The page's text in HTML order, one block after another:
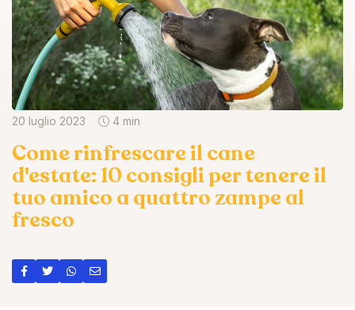
20 luglio 2023 4 min
Come rinfrescare il cane
d'estate: 10 consigli per tenere il
tuo amico a quattro zampe al
fresco